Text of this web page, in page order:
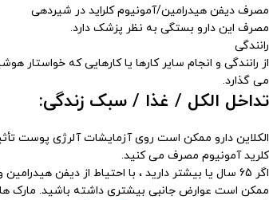
مصرف دیفن هیدرامین/آمونیوم کلراید در شیردهی
مصرف این دارو بستگی به نظر پزشک دارد.
رانندگی
از رانندگی و انجام سایر کارها یا کارهایی که خواستار
می گذارد.
تداخل الکل / غذا / سبک زندگی:
الکلاین دارو ممکن است روی آزمایشات آلرژی پوست
کلرید آمونیوم مصرف می کنید.
اگر 65 سال یا بیشتر دارید ، با احتیاط از دیفن هیدرامین و کلرید آمونیوم استفاده کنید.
ممکن است عوارض جانبی بیشتری داشته باشید. مارک